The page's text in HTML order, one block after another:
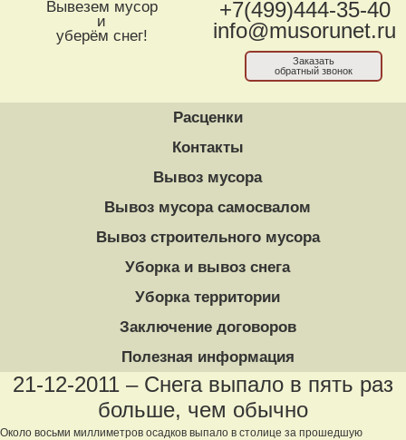
Вывезем мусор
и
уберём снег!
+7(499)444-35-40
info@musorunet.ru
Заказать
обратный звонок
Расценки
Контакты
Вывоз мусора
Вывоз мусора самосвалом
Вывоз строительного мусора
Уборка и вывоз снега
Уборка территории
Заключение договоров
Полезная информация
21-12-2011 – Снега выпало в пять раз
больше, чем обычно
Около восьми миллиметров осадков выпало в столице за прошедшую